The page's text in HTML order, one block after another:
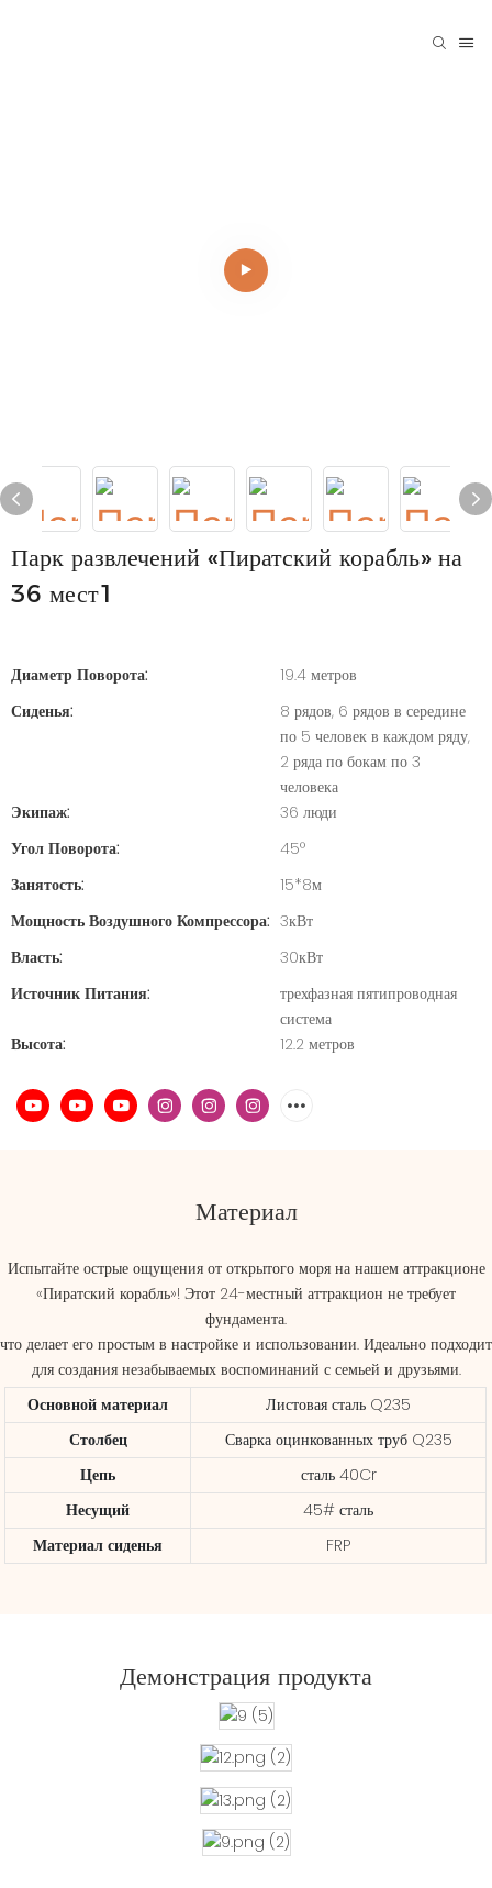
Парк развлечений «Пиратский корабль» на
36 мест1
Диаметр Поворота:
19.4 метров
Сиденья:
8 рядов, 6 рядов в середине
по 5 человек в каждом ряду,
2 ряда по бокам по 3
человека
Экипаж:
36 люди
Угол Поворота:
45°
Занятость:
15*8м
Мощность Воздушного Компрессора: 3кВт
Власть:
30кВт
Источник Питания:
трехфазная пятипроводная
система
Высота:
12.2 метров
Материал
Испытайте острые ощущения от открытого моря на нашем аттракционе
«Пиратский корабль»! Этот 24-местный аттракцион не требует
фундамента.
что делает его простым в настройке и использовании. Идеально подходит
для создания незабываемых воспоминаний с семьей и друзьями.
Основной материал
Листовая сталь Q235
Столбец
Сварка оцинкованных труб Q235
Цепь
сталь 40Cr
Несущий
45# сталь
Материал сиденья
FRP
Демонстрация продукта